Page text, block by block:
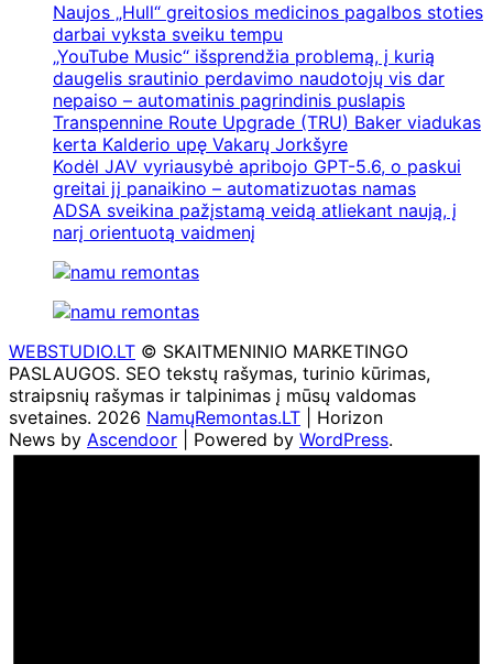
Naujos „Hull“ greitosios medicinos pagalbos stoties
darbai vyksta sveiku tempu
„YouTube Music“ išsprendžia problemą, į kurią
daugelis srautinio perdavimo naudotojų vis dar
nepaiso – automatinis pagrindinis puslapis
Transpennine Route Upgrade (TRU) Baker viadukas
kerta Kalderio upę Vakarų Jorkšyre
Kodėl JAV vyriausybė apribojo GPT-5.6, o paskui
greitai jį panaikino – automatizuotas namas
ADSA sveikina pažįstamą veidą atliekant naują, į
narį orientuotą vaidmenį
WEBSTUDIO.LT © SKAITMENINIO MARKETINGO
PASLAUGOS. SEO tekstų rašymas, turinio kūrimas,
straipsnių rašymas ir talpinimas į mūsų valdomas
svetaines. 2026 NamųRemontas.LT | Horizon
News by Ascendoor | Powered by WordPress.